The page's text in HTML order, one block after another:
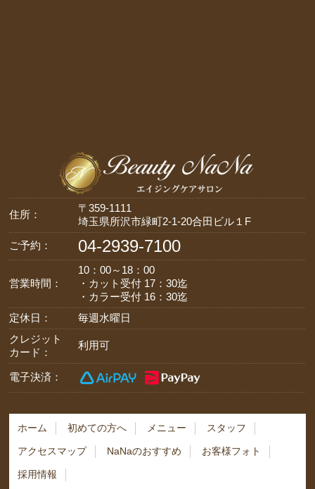
住所：
〒359-1111
埼玉県所沢市緑町2-1-20合田ビル１F
ご予約：
04-2939-7100
営業時間：
10：00～18：00
・カット受付 17：30迄
・カラー受付 16：30迄
定休日：
毎週水曜日
クレジット
カード：
利用可
電子決済：
ホーム 初めての方へ メニュー スタッフ
アクセスマップ NaNaのおすすめ お客様フォト
採用情報